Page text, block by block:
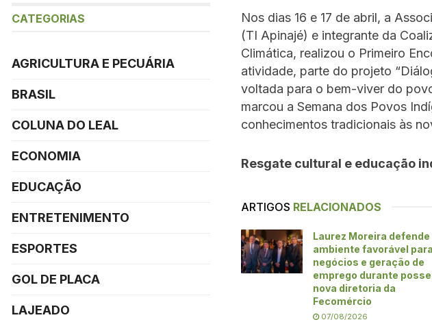
Nos dias 16 e 17 de abril, a
(TI Apinajé) e integrante da
Climática, realizou o Primeiro
atividade, parte do projeto
voltada para o bem-viver do
marcou a Semana dos Povos
conhecimentos tradicionais às
Resgate cultural e educação
ARTIGOS RELACIONADOS
Laurez Moreira defende
ambiente favorável
negócios e geração de
emprego durante posse
nova diretoria da
Fecomércio
07/08/2026
CATEGORIAS
AGRICULTURA E PECUÁRIA
BRASIL
COLUNA DO LEAL
ECONOMIA
EDUCAÇÃO
ENTRETENIMENTO
ESPORTES
GOL DE PLACA
LAJEADO